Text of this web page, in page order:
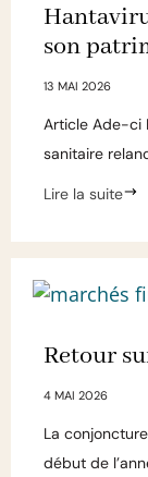
son
13 MAI 2026
Article Ade-ci
sanitaire
Lire la suite
Retour
4 MAI 2026
La
début de